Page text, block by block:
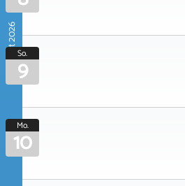
August 2026So.
9
Mo.
10